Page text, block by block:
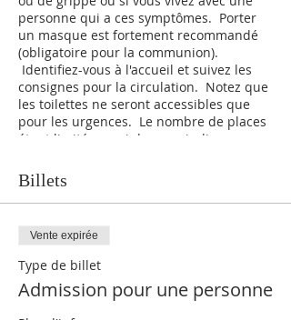
personne qui a ces symptômes. Porter
un masque est fortement recommandé
(obligatoire pour la communion).
Identifiez-vous à l'accueil et suivez les
consignes pour la circulation. Notez que
les toilettes ne seront accessibles que
pour les urgences. Le nombre de places
étant limité, merci de nous indiquer
venir une fois inscrit pour permettre à
une autre personne d'assister à cette
messe.
Billets
Vente expirée
Type de billet
Admission pour une personne